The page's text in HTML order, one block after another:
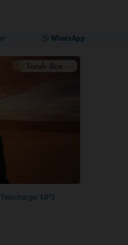
WhatsApp
Télécharger MP3